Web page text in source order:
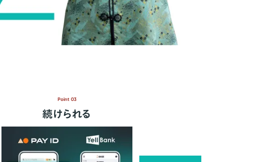
Point 03
続けられる